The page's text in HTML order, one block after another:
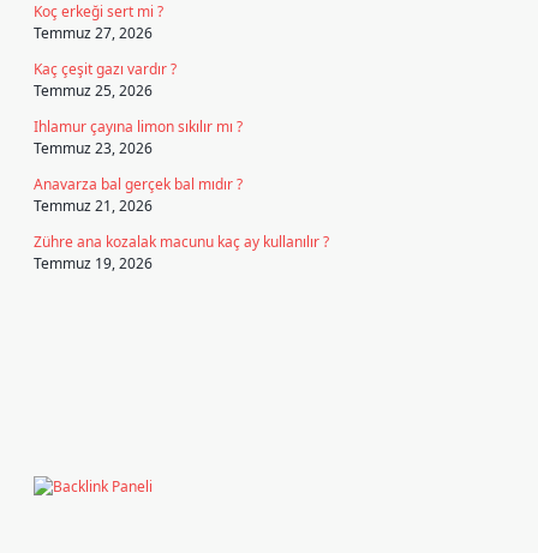
Koç erkeği sert mi ?
Temmuz 27, 2026
Kaç çeşit gazı vardır ?
Temmuz 25, 2026
Ihlamur çayına limon sıkılır mı ?
Temmuz 23, 2026
Anavarza bal gerçek bal mıdır ?
Temmuz 21, 2026
Zühre ana kozalak macunu kaç ay kullanılır ?
Temmuz 19, 2026